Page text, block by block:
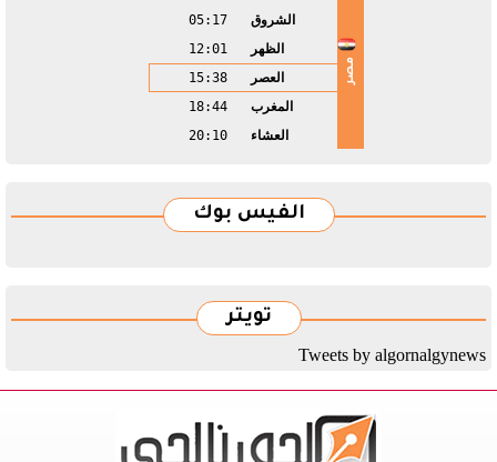
مصر
الشروق
05:17
الظهر
12:01
العصر
15:38
المغرب
18:44
العشاء
20:10
الفيس بوك
تويتر
Tweets by algornalgynews